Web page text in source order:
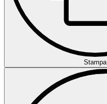
Stampa